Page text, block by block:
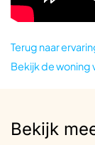
Terug naar
Bekijk de woning
Bekijk